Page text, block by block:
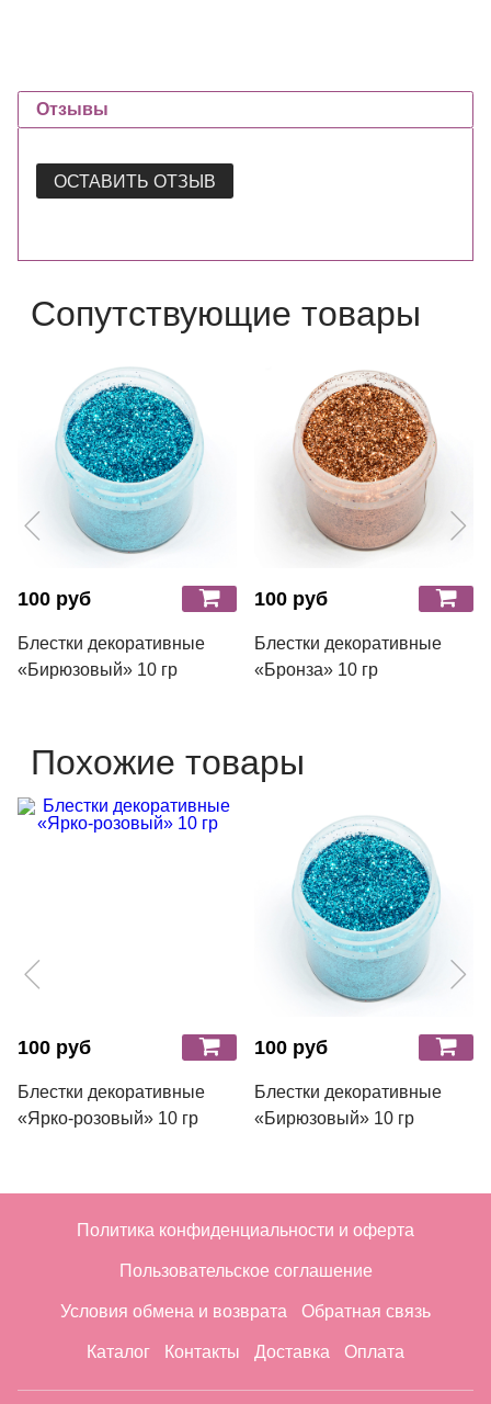
Отзывы
ОСТАВИТЬ ОТЗЫВ
Сопутствующие товары
100 руб
Блестки декоративные
«Бирюзовый» 10 гр
100 руб
Блестки декоративные
«Бронза» 10 гр
Похожие товары
100 руб
Блестки декоративные
«Ярко-розовый» 10 гр
100 руб
Блестки декоративные
«Бирюзовый» 10 гр
Политика конфиденциальности и оферта
Пользовательское соглашение
Условия обмена и возврата Обратная связь
Каталог Контакты Доставка Оплата